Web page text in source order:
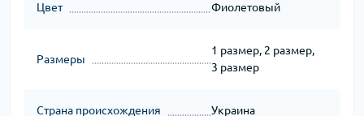
Цвет Фиолетовый
Размеры
1 размер, 2 размер,
3 размер
Страна происхождения Украина